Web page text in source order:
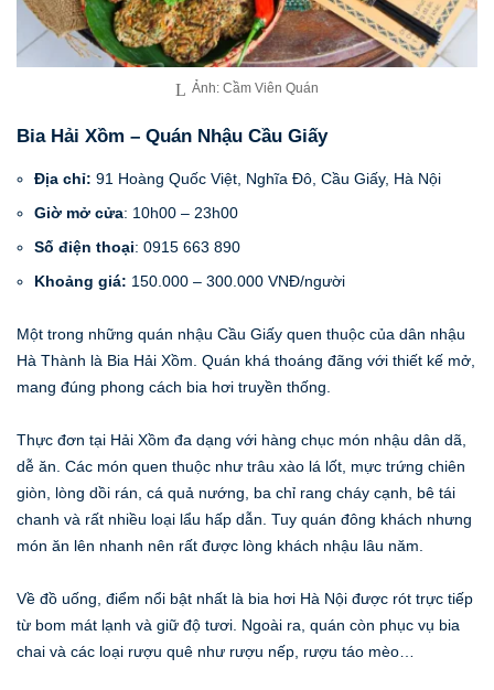
Ảnh: Cầm Viên Quán
Bia Hải Xồm – Quán Nhậu Cầu Giấy
Địa chỉ: 91 Hoàng Quốc Việt, Nghĩa Đô, Cầu Giấy, Hà Nội
Giờ mở cửa: 10h00 – 23h00
Số điện thoại: 0915 663 890
Khoảng giá: 150.000 – 300.000 VNĐ/người
Một trong những quán nhậu Cầu Giấy quen thuộc của dân nhậu
Hà Thành là Bia Hải Xồm. Quán khá thoáng đãng với thiết kế mở,
mang đúng phong cách bia hơi truyền thống.
Thực đơn tại Hải Xồm đa dạng với hàng chục món nhậu dân dã,
dễ ăn. Các món quen thuộc như trâu xào lá lốt, mực trứng chiên
giòn, lòng dồi rán, cá quả nướng, ba chỉ rang cháy cạnh, bê tái
chanh và rất nhiều loại lẩu hấp dẫn. Tuy quán đông khách nhưng
món ăn lên nhanh nên rất được lòng khách nhậu lâu năm.
Về đồ uống, điểm nổi bật nhất là bia hơi Hà Nội được rót trực tiếp
từ bom mát lạnh và giữ độ tươi. Ngoài ra, quán còn phục vụ bia
chai và các loại rượu quê như rượu nếp, rượu táo mèo…